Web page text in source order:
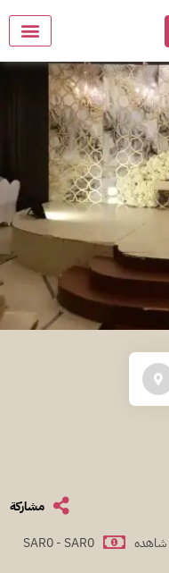
مشاركة
SAR0 - SAR0